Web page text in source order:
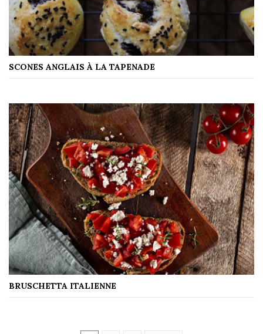
SCONES ANGLAIS À LA TAPENADE
BRUSCHETTA ITALIENNE